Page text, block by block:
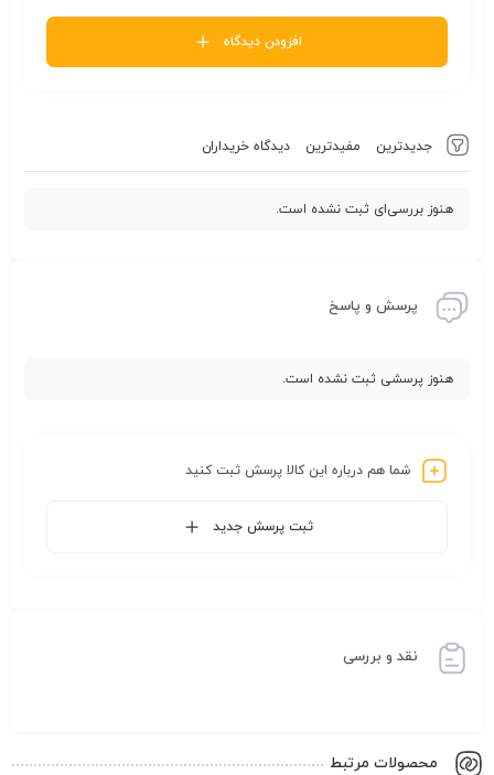
جدیدترین مفیدترین دیدگاه خریداران
هنوز بررسی‌ای ثبت نشده است.
افزودن دیدگاه
پرسش و پاسخ
هنوز پرسشی ثبت نشده است.
شما هم درباره این کالا پرسش ثبت کنید
ثبت پرسش جدید
نقد و بررسی
محصولات مرتبط